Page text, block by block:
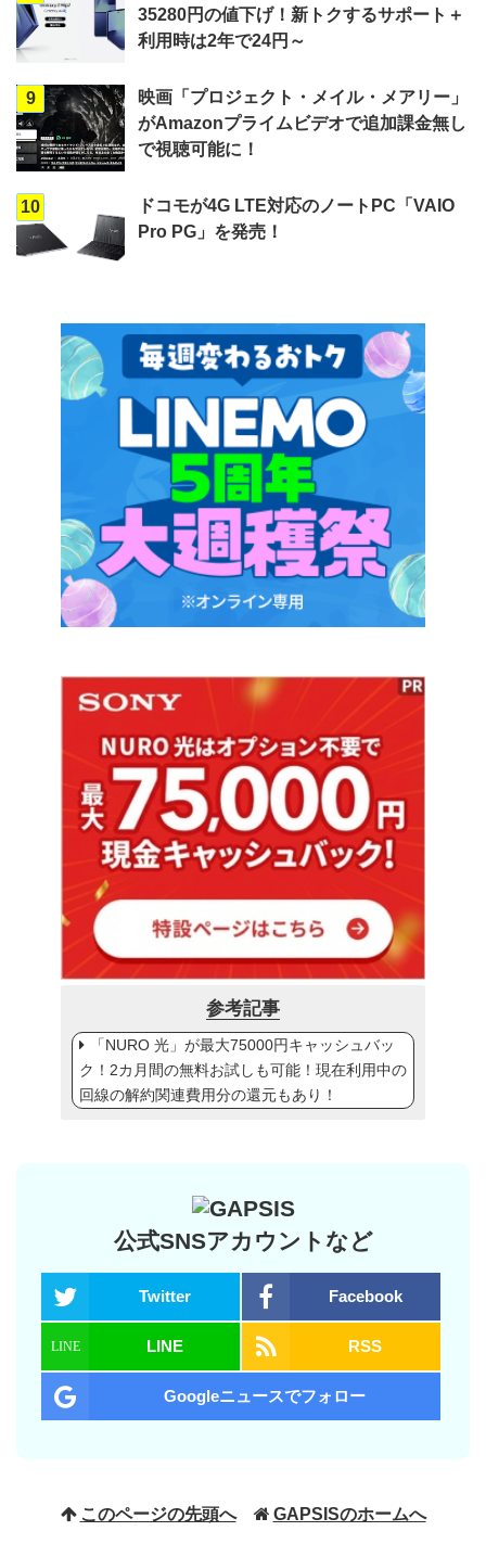
35280円の値下げ！新トクするサポート＋
利用時は2年で24円～
9
映画「プロジェクト・メイル・メアリー」
がAmazonプライムビデオで追加課金無し
で視聴可能に！
10
ドコモが4G LTE対応のノートPC「VAIO
Pro PG」を発売！
参考記事
「NURO 光」が最大75000円キャッシュバッ
ク！2カ月間の無料お試しも可能！現在利用中の
回線の解約関連費用分の還元もあり！
公式SNSアカウントなど
Twitter Facebook
LINE RSS
Googleニュースでフォロー
このページの先頭へ GAPSISのホームへ